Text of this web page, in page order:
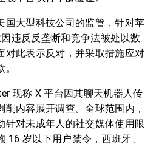
国大型科技公司的监管，针对苹
违反反垄断和竞争法被处以数
对此表示反对，并采取措施应对
现称 X 平台因其聊天机器人传
内容展开调查。全球范围内，
针对未成年人的社交媒体使用限
16 岁以下用户禁令，西班牙、